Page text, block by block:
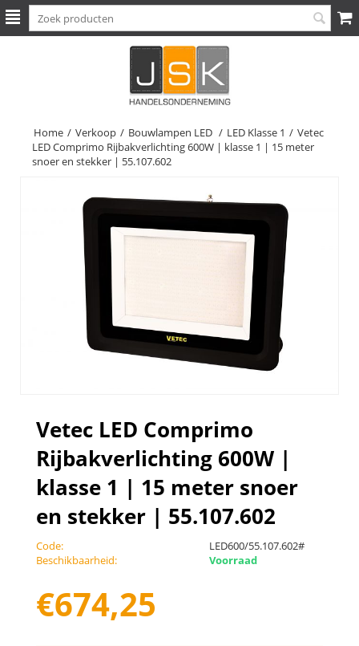
Home / Verkoop / Bouwlampen LED / LED Klasse 1 / Vetec
LED Comprimo Rijbakverlichting 600W | klasse 1 | 15 meter
snoer en stekker | 55.107.602
Vetec LED Comprimo
Rijbakverlichting 600W |
klasse 1 | 15 meter snoer
en stekker | 55.107.602
Code:
LED600/55.107.602#
Beschikbaarheid:
Voorraad
€674,25